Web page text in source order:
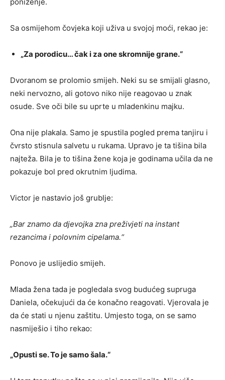
poniženje.
Sa osmijehom čovjeka koji uživa u svojoj moći, rekao je:
„Za porodicu… čak i za one skromnije grane.“
Dvoranom se prolomio smijeh. Neki su se smijali glasno,
neki nervozno, ali gotovo niko nije reagovao u znak
osude. Sve oči bile su uprte u mladenkinu majku.
Ona nije plakala. Samo je spustila pogled prema tanjiru i
čvrsto stisnula salvetu u rukama. Upravo je ta tišina bila
najteža. Bila je to tišina žene koja je godinama učila da ne
pokazuje bol pred okrutnim ljudima.
Victor je nastavio još grublje:
„Bar znamo da djevojka zna preživjeti na instant
rezancima i polovnim cipelama.“
Ponovo je uslijedio smijeh.
Mlada žena tada je pogledala svog budućeg supruga
Daniela, očekujući da će konačno reagovati. Vjerovala je
da će stati u njenu zaštitu. Umjesto toga, on se samo
nasmiješio i tiho rekao:
„Opusti se. To je samo šala.“